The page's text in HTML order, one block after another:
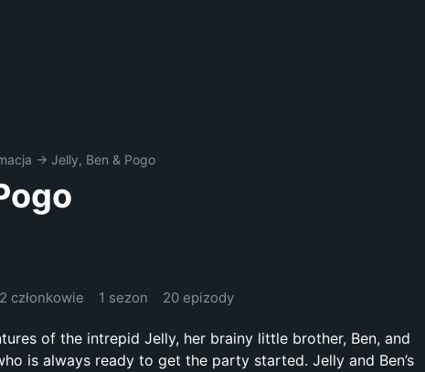
→ Jelly, Ben & Pogo
2 członkowie 1 sezon 20 epizody
of the intrepid Jelly, her brainy little brother, Ben, and
is always ready to get the party started. Jelly and Ben’s